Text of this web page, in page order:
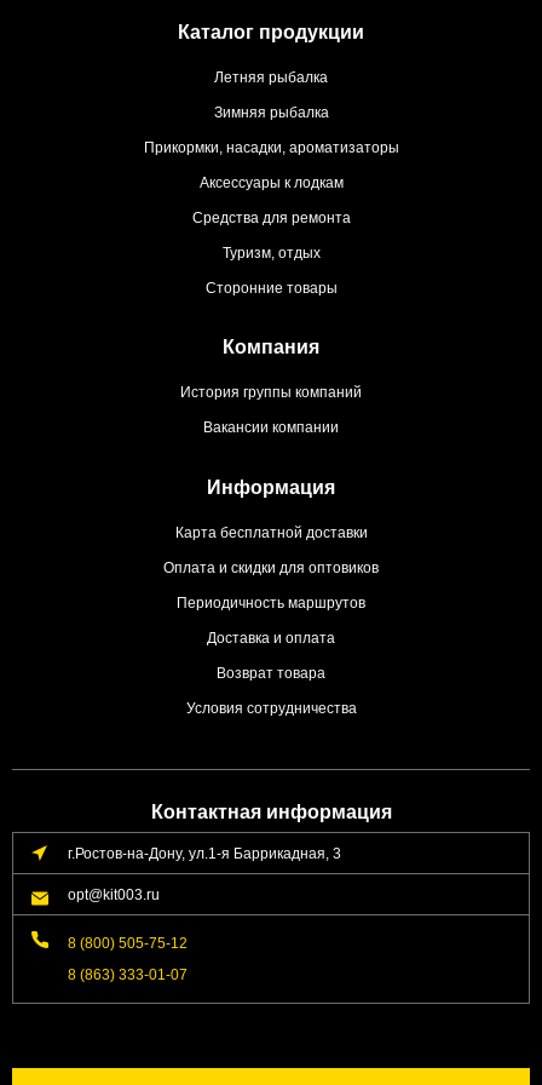
Каталог продукции
Летняя рыбалка
Зимняя рыбалка
Прикормки, насадки, ароматизаторы
Аксессуары к лодкам
Средства для ремонта
Туризм, отдых
Сторонние товары
Компания
История группы компаний
Вакансии компании
Информация
Карта бесплатной доставки
Оплата и скидки для оптовиков
Периодичность маршрутов
Доставка и оплата
Возврат товара
Условия сотрудничества
Контактная информация
г.Ростов-на-Дону, ул.1-я Баррикадная, 3
opt@kit003.ru
8 (800) 505-75-12
8 (863) 333-01-07